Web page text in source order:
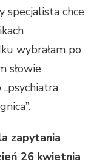
specjalista chce
wybrałam po
słowie
zapytania
26 kwietnia